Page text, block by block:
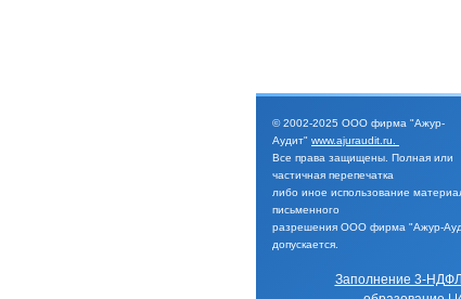
© 2002-2025 ООО фирма "Ажур-
Аудит" www.ajuraudit.ru
Все права защищены. Полная или
частичная перепечатка
либо иное использование
письменного
разрешения ООО фирма "Ажур-
допускается.
Заполнение 3-НДФЛ